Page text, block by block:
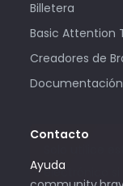
Billetera
Basic Attention
Creadores de
Contacto
Ayuda
electrónico si